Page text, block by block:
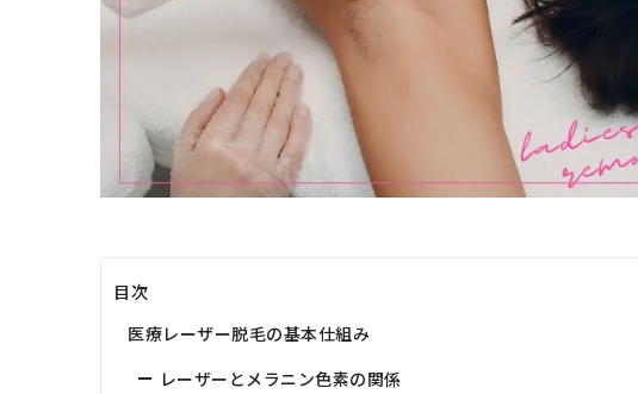
目次
医療レーザー脱毛の基本仕組み
レーザーとメラニン色素の関係